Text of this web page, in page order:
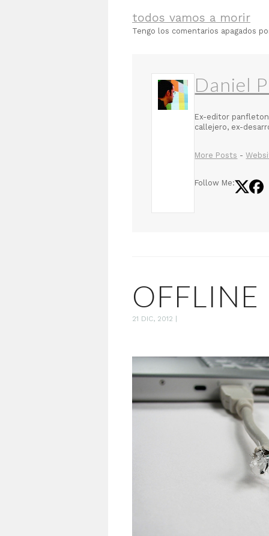
todos vamos a morir
Tengo los comentarios apagados
Daniel
Ex-editor
callejero, ex-
More Posts -
Follow Me:
OFFLINE
21 DIC, 2012 |